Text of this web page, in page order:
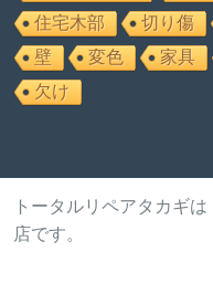
住宅木部
切り傷
壁
変色 家具
欠け
トータルリペアタカギは
店です。